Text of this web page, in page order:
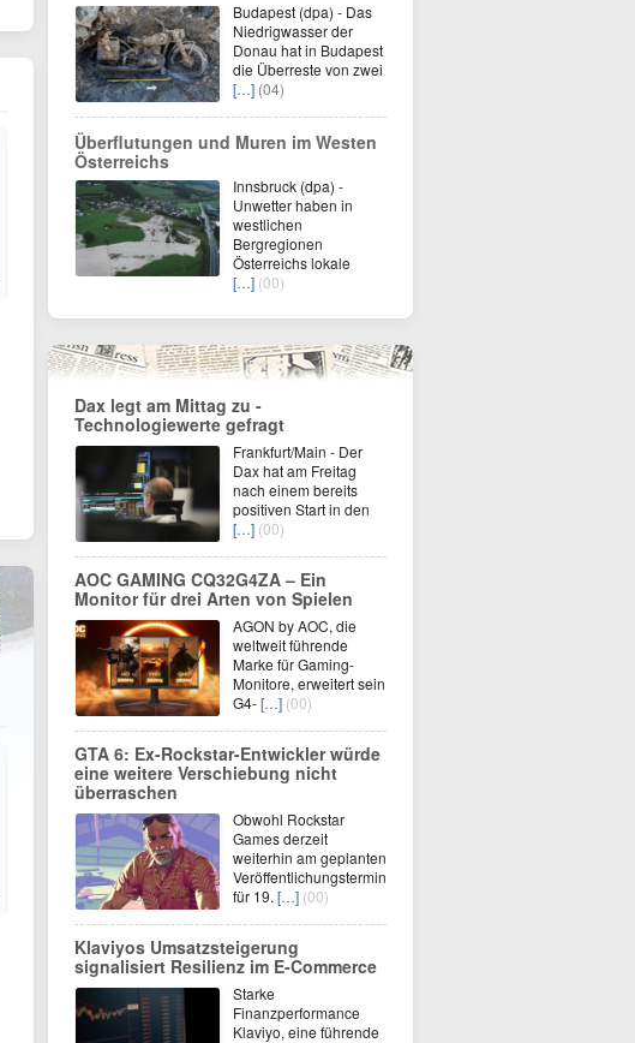
Budapest (dpa) - Das
Niedrigwasser der
Donau hat in Budapest
die Überreste von zwei
[…] (04)
Überflutungen und Muren im Westen
Österreichs
Innsbruck (dpa) -
Unwetter haben in
westlichen
Bergregionen
Österreichs lokale
[…] (00)
Dax legt am Mittag zu -
Technologiewerte gefragt
Frankfurt/Main - Der
Dax hat am Freitag
nach einem bereits
positiven Start in den
[…] (00)
AOC GAMING CQ32G4ZA – Ein
Monitor für drei Arten von Spielen
AGON by AOC, die
weltweit führende
Marke für Gaming-
Monitore, erweitert sein
G4-[…] (00)
GTA 6: Ex-Rockstar-Entwickler würde
eine weitere Verschiebung nicht
überraschen
Obwohl Rockstar
Games derzeit
weiterhin am geplanten
Veröffentlichungstermin
für 19. […] (00)
Klaviyos Umsatzsteigerung
signalisiert Resilienz im E-Commerce
Starke
Finanzperformance
Klaviyo, eine führende